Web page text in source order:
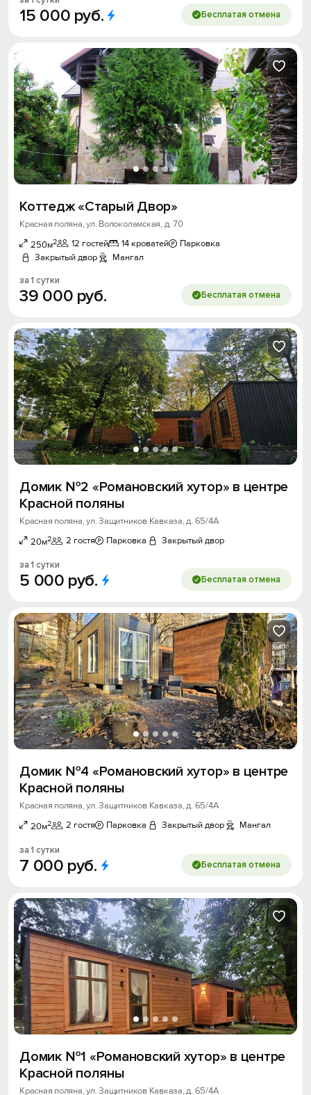
15 000 руб. Бесплатая отмена
Коттедж «Старый Двор»
Красная поляна, ул. Волоколамская, д. 70
250м2 12 гостей 14 кроватей
Парковка
Закрытый двор
Мангал
за 1 сутки
39 000 руб. Бесплатая отмена
Домик №2 «Романовский хутор» в центре
Красной поляны
Красная поляна, ул. Защитников Кавказа, д. 65/4А
20м2 2 гостя Парковка Закрытый двор
за 1 сутки
5 000 руб. Бесплатая отмена
Домик №4 «Романовский хутор» в центре
Красной поляны
Красная поляна, ул. Защитников Кавказа, д. 65/4А
20м2 2 гостя Парковка Закрытый двор Мангал
за 1 сутки
7 000 руб. Бесплатая отмена
Домик №1 «Романовский хутор» в центре
Красной поляны
Красная поляна, ул. Защитников Кавказа, д. 65/4А